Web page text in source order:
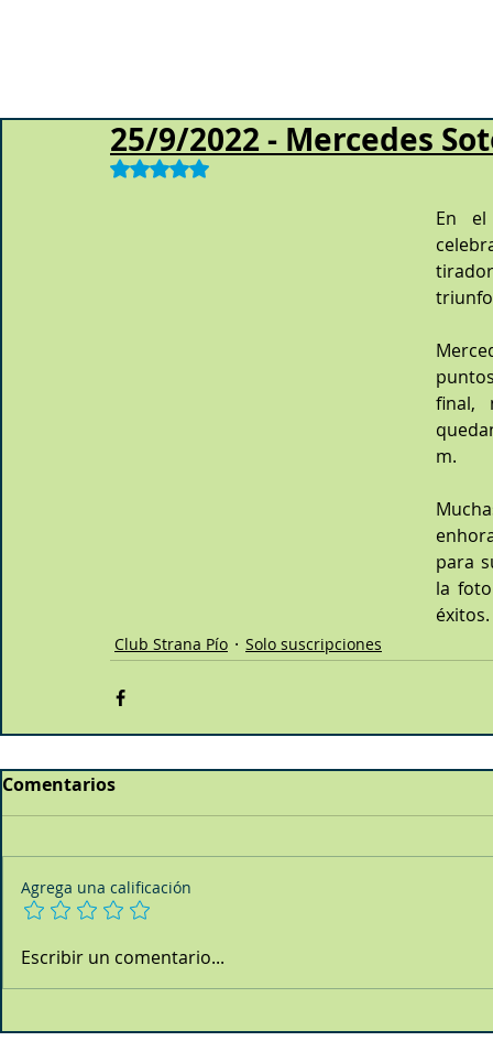
25/9/2022 - Mercedes
Obtuvo NaN de 5 estrellas.
En el
final,
m.
para
la
éxitos.
Club Strana Pío Solo suscripciones
Comentarios
Agrega una calificación
Escribir un comentario...